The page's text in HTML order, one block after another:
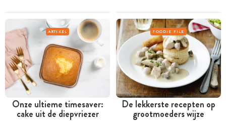
ARTIKEL
Onze ultieme timesaver:
cake uit de diepvriezer
FOODIE FILE
De lekkerste recepten op
grootmoeders wijze